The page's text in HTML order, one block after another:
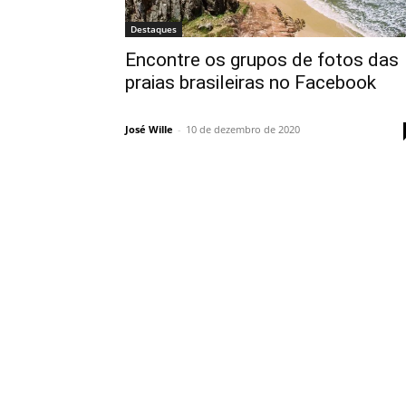
Destaques
Encontre os grupos de fotos das
praias brasileiras no Facebook
José Wille - 10 de dezembro de 2020